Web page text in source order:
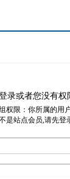
录或者您没有
权限：你所属的用
是站点会员,请先登